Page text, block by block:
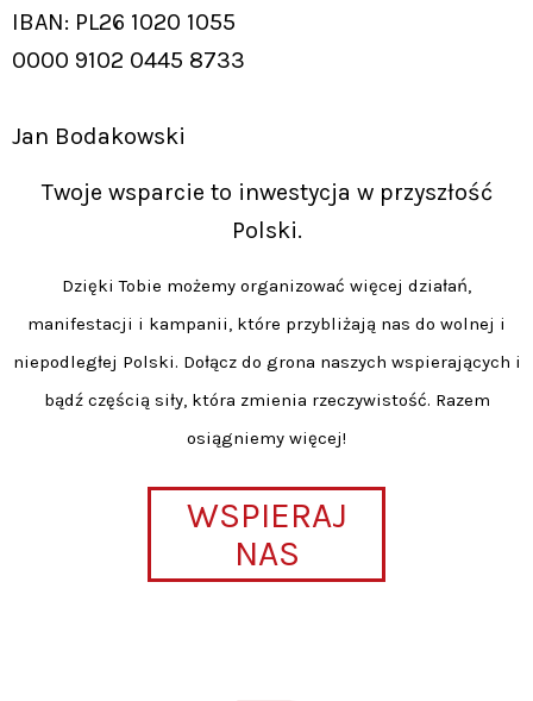
IBAN: PL26 1020 1055
0000 9102 0445 8733
Jan Bodakowski
Twoje wsparcie to inwestycja w przyszłość
Polski.
Dzięki Tobie możemy organizować więcej działań,
manifestacji i kampanii, które przybliżają nas do wolnej i
niepodległej Polski. Dołącz do grona naszych wspierających i
bądź częścią siły, która zmienia rzeczywistość. Razem
osiągniemy więcej!
WSPIERAJ
NAS